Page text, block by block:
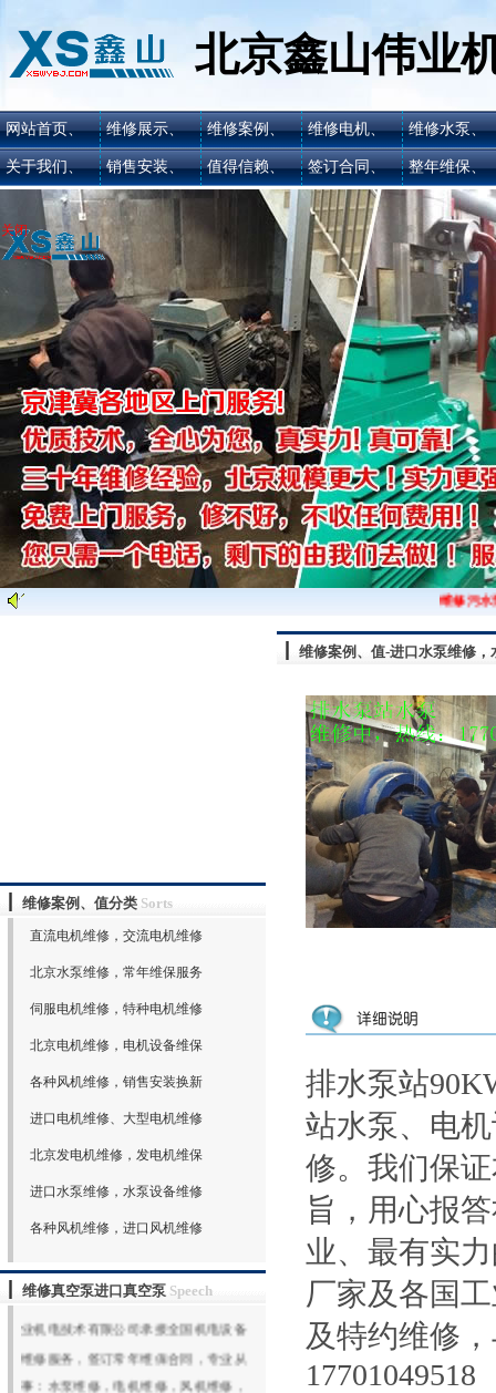
北京鑫山伟业
网站首页、
关于我们、
维修展示、
销售安装、
维修案例、
值得信赖、
维修电机、
签订合同、
维修水泵、
整年维保、
维修污水
维修案例、值分类 Sorts
直流电机维修，交流电机维修
北京水泵维修，常年维保服务
伺服电机维修，特种电机维修
北京电机维修，电机设备维保
各种风机维修，销售安装换新
进口电机维修、大型电机维修
北京发电机维修，发电机维保
进口水泵维修，水泵设备维修
各种风机维修，进口风机维修
维修真空泵进口真空泵 Speech
司网站（www.xswybj.com）,北京鑫山伟
业机电技术有限公司承接全国机电设备
维修案例、值-进口水泵维修
排水泵站
站水泵、电
修。我们保
旨，用心报
业、最有实
厂家及各国
及特约维修
17701049518
关闭